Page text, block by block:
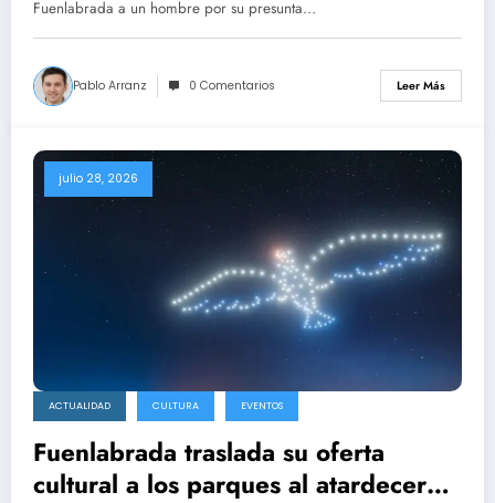
Fuenlabrada a un hombre por su presunta…
Pablo Arranz 0 Comentarios Leer Más
julio 28, 2026
ACTUALIDAD CULTURA EVENTOS
Fuenlabrada traslada su oferta
cultural a los parques al atardecer